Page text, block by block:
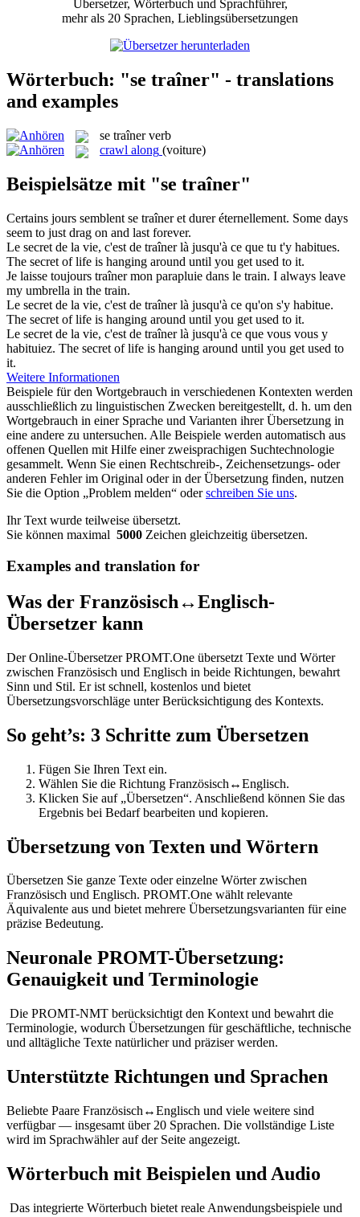
Übersetzer, Wörterbuch und Sprachführer,
mehr als 20 Sprachen, Lieblingsübersetzungen
Wörterbuch: "se traîner" - translations
and examples
se traîner verb
crawl along (voiture)
Beispielsätze mit "se traîner"
Certains jours semblent se traîneret durer éternellement. Some days
seem to just drag on and last forever.
Le secret de la vie, c'est de traînerlà jusqu'à ce que tu t'y habitues.
The secret of life is hanging around until you get used to it.
Je laisse toujours traînermon parapluie dans le train. I always leave
my umbrella in the train.
Le secret de la vie, c'est de traînerlà jusqu'à ce qu'on s'y habitue.
The secret of life is hanging around until you get used to it.
Le secret de la vie, c'est de traînerlà jusqu'à ce que vous vous y
habituiez. The secret of life is hanging around until you get used to
it.
Weitere Informationen
Beispiele für den Wortgebrauch in verschiedenen Kontexten werden
ausschließlich zu linguistischen Zwecken bereitgestellt, d. h. um den
Wortgebrauch in einer Sprache und Varianten ihrer Übersetzung in
eine andere zu untersuchen. Alle Beispiele werden automatisch aus
offenen Quellen mit Hilfe einer zweisprachigen Suchtechnologie
gesammelt. Wenn Sie einen Rechtschreib-, Zeichensetzungs- oder
anderen Fehler im Original oder in der Übersetzung finden, nutzen
Sie die Option „Problem melden“ oderschreiben Sie uns.
Ihr Text wurde teilweise übersetzt.
Sie können maximal 5000 Zeichen gleichzeitig übersetzen.
Examples and translation for
Was der Französisch↔Englisch-
Übersetzer kann
Der Online-Übersetzer PROMT.One übersetzt Texte und Wörter
zwischen Französisch und Englisch in beide Richtungen, bewahrt
Sinn und Stil. Er ist schnell, kostenlos und bietet
Übersetzungsvorschläge unter Berücksichtigung des Kontexts.
So geht’s: 3 Schritte zum Übersetzen
Fügen Sie Ihren Text ein.
Wählen Sie die Richtung Französisch↔Englisch.
Klicken Sie auf „Übersetzen“. Anschließend können Sie das
Ergebnis bei Bedarf bearbeiten und kopieren.
Übersetzung von Texten und Wörtern
Übersetzen Sie ganze Texte oder einzelne Wörter zwischen
Französisch und Englisch. PROMT.One wählt relevante
Äquivalente aus und bietet mehrere Übersetzungsvarianten für eine
präzise Bedeutung.
Neuronale PROMT-Übersetzung:
Genauigkeit und Terminologie
Die PROMT-NMT berücksichtigt den Kontext und bewahrt die
Terminologie, wodurch Übersetzungen für geschäftliche, technische
und alltägliche Texte natürlicher und präziser werden.
Unterstützte Richtungen und Sprachen
Beliebte Paare Französisch↔Englisch und viele weitere sind
verfügbar — insgesamt über 20 Sprachen. Die vollständige Liste
wird im Sprachwähler auf der Seite angezeigt.
Wörterbuch mit Beispielen und Audio
Das integrierte Wörterbuch bietet reale Anwendungsbeispiele und